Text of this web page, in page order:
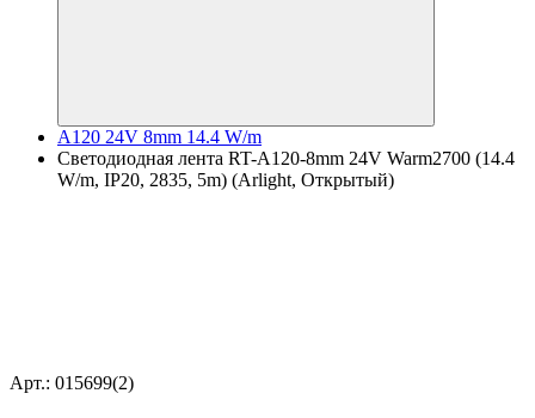
A120 24V 8mm 14.4 W/m
Светодиодная лента RT-A120-8mm 24V Warm2700 (14.4
W/m, IP20, 2835, 5m) (Arlight, Открытый)
Арт.: 015699(2)